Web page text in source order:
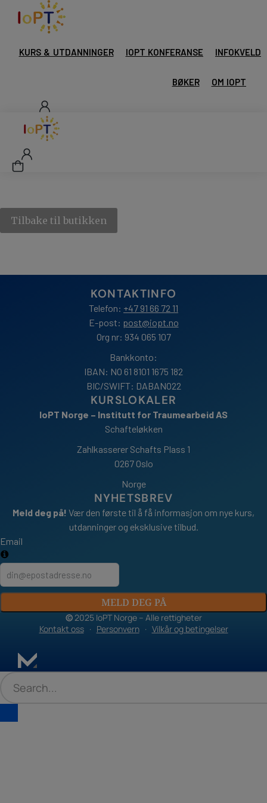
KURS & UTDANNINGER IOPT KONFERANSE INFOKVELD
BØKER OM IOPT
Tilbake til butikken
KONTAKTINFO
Telefon: +47 91 66 72 11
E-post: post@iopt.no
Org nr: 934 065 107
Bankkonto:
IBAN: NO 61 8101 1675 182
BIC/SWIFT: DABANO22
KURSLOKALER
IoPT Norge – Institutt for Traumearbeid AS
Schafteløkken
Zahlkasserer Schafts Plass 1
0267 Oslo
Norge
NYHETSBREV
Meld deg på! Vær den første til å få informasjon om nye kurs,
utdanninger og eksklusive tilbud.
Email
MELD DEG PÅ
©2025 IoPT Norge – Alle rettigheter
Kontakt oss· Personvern· Vilkår og betingelser